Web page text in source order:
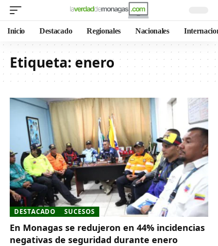
Inicio Destacado Regionales Nacionales
Etiqueta: enero
DESTACADO SUCESOS
En Monagas se redujeron en 44% incidencias
negativas de seguridad durante enero